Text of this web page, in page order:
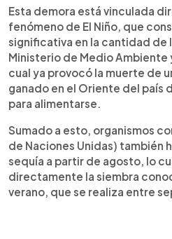
Esta demora está vinculada
fenómeno de El Niño, que
significativa en la cantidad de
Ministerio de Medio Ambiente
cual ya provocó la muerte de
ganado en el Oriente del país
para alimentarse.
Sumado a esto, organismos
de Naciones Unidas) también
sequía a partir de agosto, lo
directamente la siembra
verano, que se realiza entre